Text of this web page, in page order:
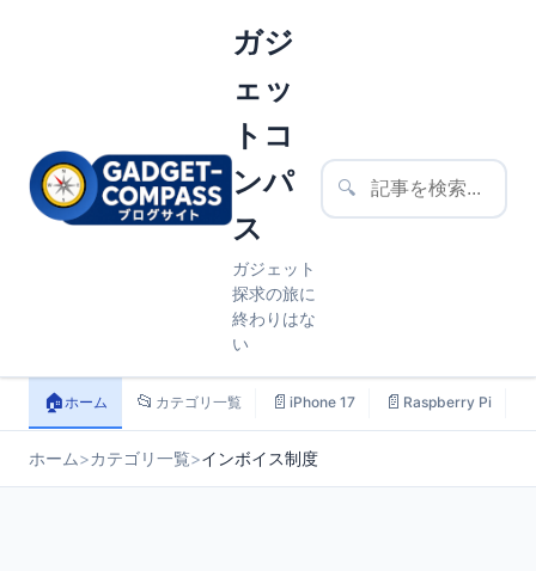
ガジ
ェッ
トコ
ンパ
ス
ガジェット
探求の旅に
終わりはな
い
🔍
🏠ホーム 📂 カテゴリ一覧 📄 iPhone 17 📄 Raspberry Pi
ホーム>カテゴリ一覧>インボイス制度